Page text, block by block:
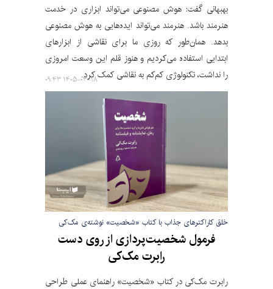
بهبهانی گفت: هوش مصنوعی می‌تواند ابزاری در خدمت
هنرمند باشد. هنرمند می‌تواند ایده‌هایی به هوش مصنوعی
بدهد. همان‌طور که روزی ما برای نقاشی از ابزارهای
ابتدایی استفاده می‌کردیم و هنوز قلم این وسعت امروزی
را نداشت، تکنولوژی کم‌کم به نقاشی کمک کرد.۱۴۰۵-۰۳-۱۸ ۰۹:۴۳
خلق کاراکترهای جذاب با کتاب «شخصیت» نوشته‌ی مک‌کی
فرمول شخصیت‌پردازی از روی دست
رابرت مک‌کی
رابرت مک‌کی در کتاب «شخصیت» راهنمای عملی طراحی